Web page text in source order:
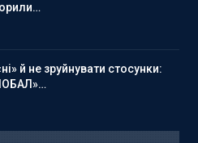
й не зруйнувати стосунки: